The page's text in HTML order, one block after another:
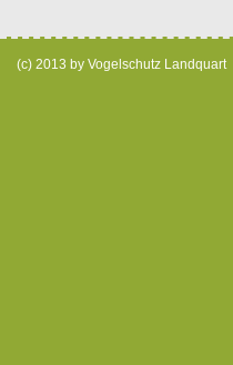
(c) 2013 by Vogelschutz Landquart